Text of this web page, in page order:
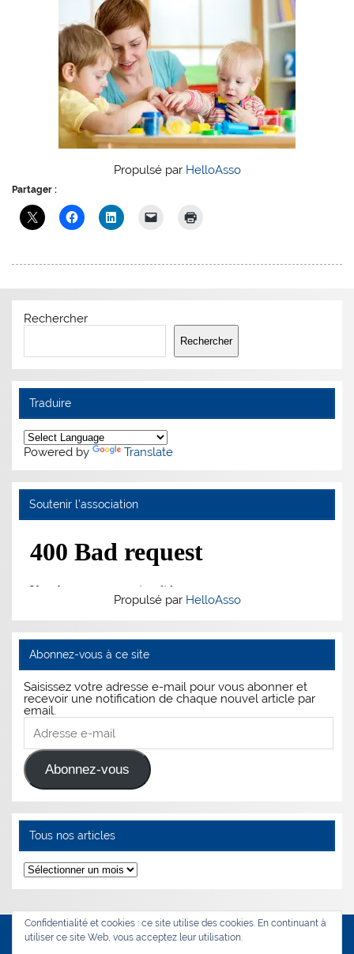
Propulsé par HelloAsso
Partager :
Rechercher
Rechercher
Traduire
Powered by Translate
Soutenir l’association
Propulsé par HelloAsso
Abonnez-vous à ce site
Saisissez votre adresse e-mail pour vous abonner et
recevoir une notification de chaque nouvel article par
email.
Adresse
e-
mail
Abonnez-vous
Tous nos articles
Tous
nos
articles
WordPress Theme: Smartline by ThemeZee.
Confidentialité et cookies : ce site utilise des cookies. En continuant à
utiliser ce site Web, vous acceptez leur utilisation.